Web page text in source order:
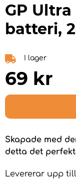
GP
batteri,
I lager
69 kr
Skapade med
detta det
Levererar upp